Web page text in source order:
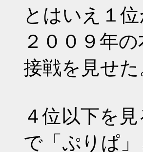
とはいえ１
２００９年
接戦を見せた
４位以下を
で「ぷりぱ